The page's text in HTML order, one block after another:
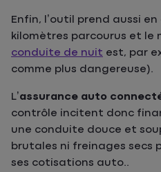
Enfin, l’outil prend aussi
kilomètres parcourus et
conduite de nuit est, par
comme plus dangereuse).
L’assurance auto
contrôle incitent donc
une conduite douce et
brutales ni freinages secs
ses cotisations auto..